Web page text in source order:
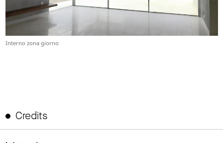
Interno zona giorno
Credits